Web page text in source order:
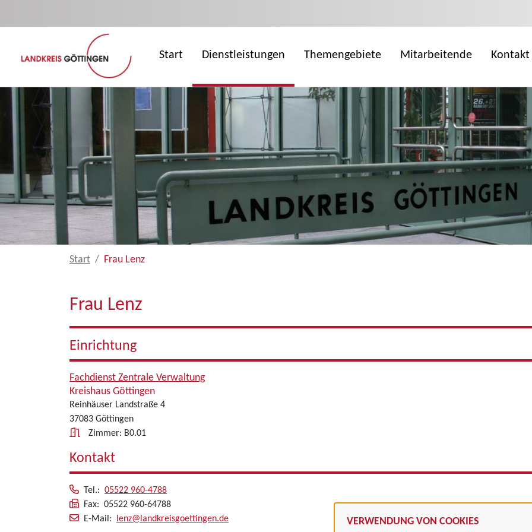
VERWENDUNG VON COOKIES
Start Dienstleistungen Themengebiete Mitarbeitende Kontakt
Start Frau Lenz
Frau Lenz
Einrichtung
Fachdienst Zentrale Verwaltung
Kreishaus Göttingen
Reinhäuser Landstraße 4
37083 Göttingen
Zimmer: B0.01
Kontakt
Tel.: 05522 960-4788
Fax: 05522 960-64788
E-Mail:
lenz@landkreisgoettingen.de